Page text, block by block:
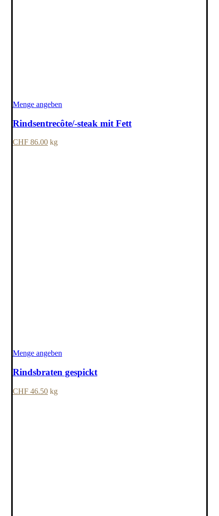
Menge angeben
Rindsentrecôte/-steak mit Fett
CHF 86.00 kg
Menge angeben
Rindsbraten gespickt
CHF 46.50 kg